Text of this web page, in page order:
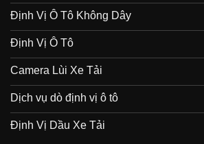
Định Vị Ô Tô Không Dây
Định Vị Ô Tô
Camera Lùi Xe Tải
Dịch vụ dò định vị ô tô
Định Vị Dầu Xe Tải